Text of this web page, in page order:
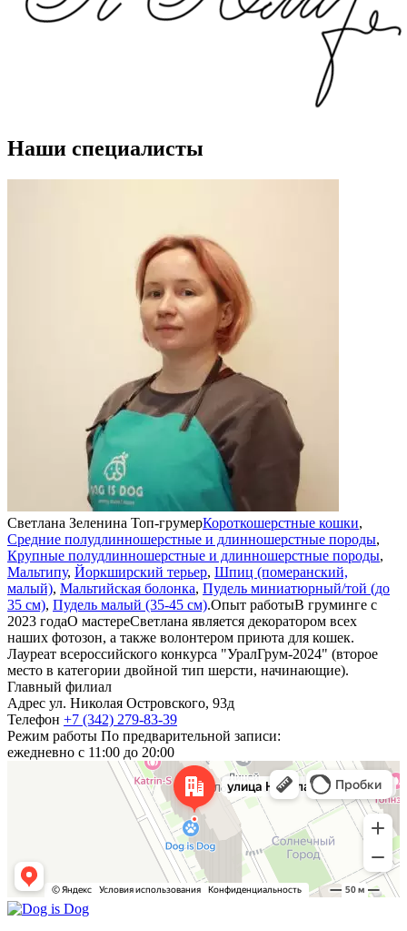
Наши специалисты
Светлана Зеленина Топ-грумерКороткошерстные кошки,
Средние полудлинношерстные и длинношерстные породы,
Крупные полудлинношерстные и длинношерстные породы,
Мальтипу, Йоркширский терьер, Шпиц (померанский,
малый), Мальтийская болонка, Пудель миниатюрный/той (до
35 см), Пудель малый (35-45 см).Опыт работыВ груминге с
2023 годаО мастереСветлана является декоратором всех
наших фотозон, а также волонтером приюта для кошек.
Лауреат всероссийского конкурса "УралГрум-2024" (второе
место в категории двойной тип шерсти, начинающие).
Главный филиал
Адрес ул. Николая Островского, 93д
Телефон +7 (342) 279-83-39
Режим работы По предварительной записи:
ежедневно с 11:00 до 20:00